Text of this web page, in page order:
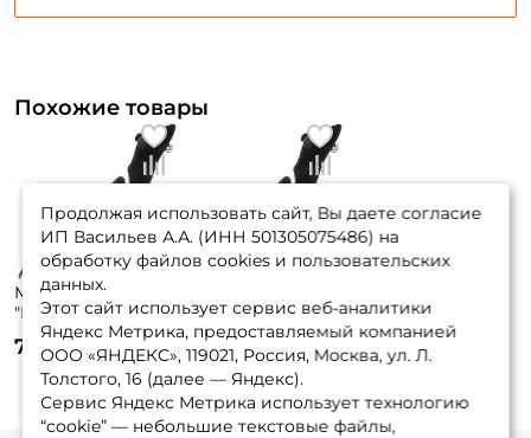
Похожие товары
Мышь "Фаворит"
"Мышара-флок"
№5 двухсоставная
(42гр./110мм)
730 ₽
"Мышара-флок"
№4 двухсоставная
(28гр./100мм)
690 ₽
Продолжая использовать сайт, Вы даете согласие
ИП Васильев А.А. (ИНН 501305075486) на
обработку файлов cookies и пользовательских
данных.
Этот сайт использует сервис веб-аналитики
Яндекс Метрика, предоставляемый компанией
ООО «ЯНДЕКС», 119021, Россия, Москва, ул. Л.
Толстого, 16 (далее — Яндекс).
Сервис Яндекс Метрика использует технологию
“cookie” — небольшие текстовые файлы,
У меня уже есть аккаунт